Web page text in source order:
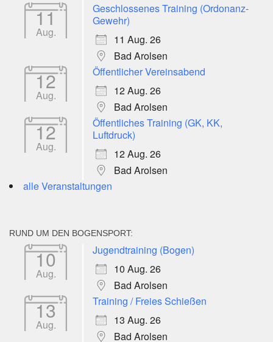
11
Aug.
Geschlossenes Training (Ordonanz-
Gewehr)
11 Aug. 26
Bad Arolsen
12
Aug.
Öffentlicher Vereinsabend
12 Aug. 26
Bad Arolsen
12
Aug.
Öffentliches Training (GK, KK,
Luftdruck)
12 Aug. 26
Bad Arolsen
alle Veranstaltungen
RUND UM DEN BOGENSPORT:
10
Aug.
Jugendtraining (Bogen)
10 Aug. 26
Bad Arolsen
13
Aug.
Training / Freies Schießen
13 Aug. 26
Bad Arolsen